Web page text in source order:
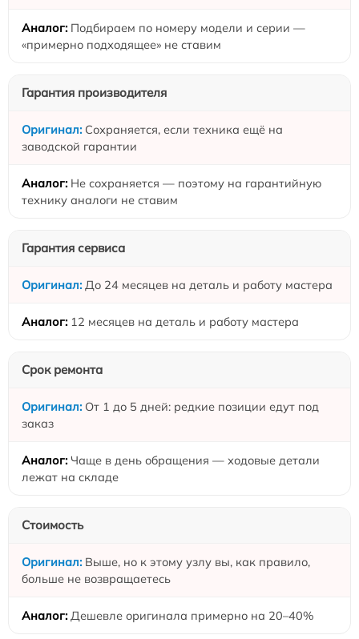
Подбираем по номеру модели и серии —
«примерно подходящее» не ставим
Гарантия производителя
Сохраняется, если техника ещё на
заводской гарантии
Не сохраняется — поэтому на гарантийную
технику аналоги не ставим
Гарантия сервиса
До 24 месяцев на деталь и работу мастера
12 месяцев на деталь и работу мастера
Срок ремонта
От 1 до 5 дней: редкие позиции едут под
заказ
Чаще в день обращения — ходовые детали
лежат на складе
Стоимость
Выше, но к этому узлу вы, как правило,
больше не возвращаетесь
Дешевле оригинала примерно на 20–40%